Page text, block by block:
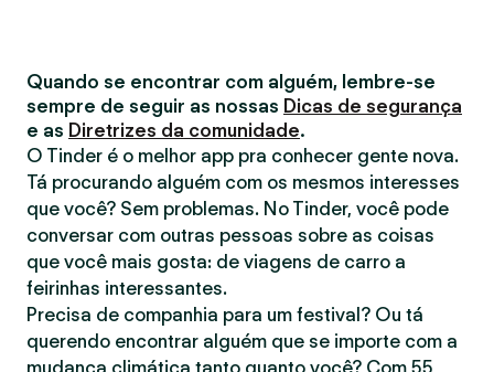
Quando se encontrar com alguém, lembre-se
sempre de seguir as nossas Dicas de segurança
e as Diretrizes da comunidade.
O Tinder é o melhor app pra conhecer gente nova.
Tá procurando alguém com os mesmos interesses
que você? Sem problemas. No Tinder, você pode
conversar com outras pessoas sobre as coisas
que você mais gosta: de viagens de carro a
feirinhas interessantes.
Precisa de companhia para um festival? Ou tá
querendo encontrar alguém que se importe com a
mudança climática tanto quanto você? Com 55